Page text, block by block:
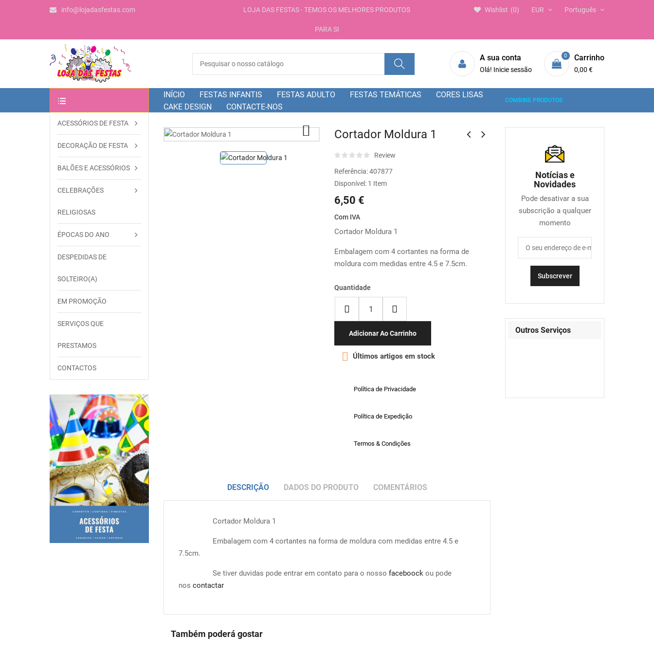
info@lojadasfestas.com LOJA DAS FESTAS - TEMOS OS MELHORES PRODUTOS
PARA SI
Português
EUR
Wishlist 0
A sua conta
Olá! Inicie sessão
0 Carrinho
0,00 €
INÍCIO FESTAS INFANTIS FESTAS ADULTO FESTAS TEMÁTICAS
CORES LISAS
CAKE DESIGN
CONTACTE-NOS
COMBINE PRODUTOS
OUTRAS CATEGORIAS
ACESSÓRIOS DE FESTA
DECORAÇÃO DE FESTA
BALÕES E ACESSÓRIOS
CELEBRAÇÕES
RELIGIOSAS
ÉPOCAS DO ANO
DESPEDIDAS DE
SOLTEIRO(A)
EM PROMOÇÃO
SERVIÇOS QUE
PRESTAMOS
CONTACTOS
 Cortador Moldura 1
Review
Referência:407877
Disponível: 1 Item
6,50 €
Com IVA
Cortador Moldura 1
Embalagem com 4 cortantes na forma de
moldura com medidas entre 4.5 e 7.5cm.
Quantidade
Adicionar Ao Carrinho
 Últimos artigos em stock
Política de Privacidade
Política de Expedição
Termos & Condições
DESCRIÇÃO DADOS DO PRODUTO COMENTÁRIOS
Cortador Moldura 1
Embalagem com 4 cortantes na forma de moldura com medidas entre 4.5 e
7.5cm.
Se tiver duvidas pode entrar em contato para o nosso faceboock ou pode
nos contactar
Também poderá gostar
Notícias e
Novidades
Pode desativar a sua
subscrição a qualquer
momento
Outros Serviços